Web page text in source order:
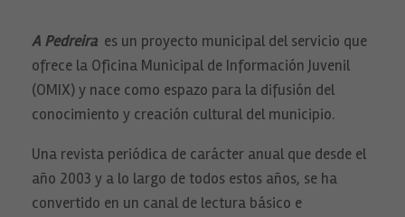
A Pedreira es un proyecto municipal del servicio que
ofrece la Oficina Municipal de Información Juvenil
(OMIX) y nace como espazo para la difusión del
conocimiento y creación cultural del municipio.
Una revista periódica de carácter anual que desde el
año 2003 y a lo largo de todos estos años, se ha
convertido en un canal de lectura básico e